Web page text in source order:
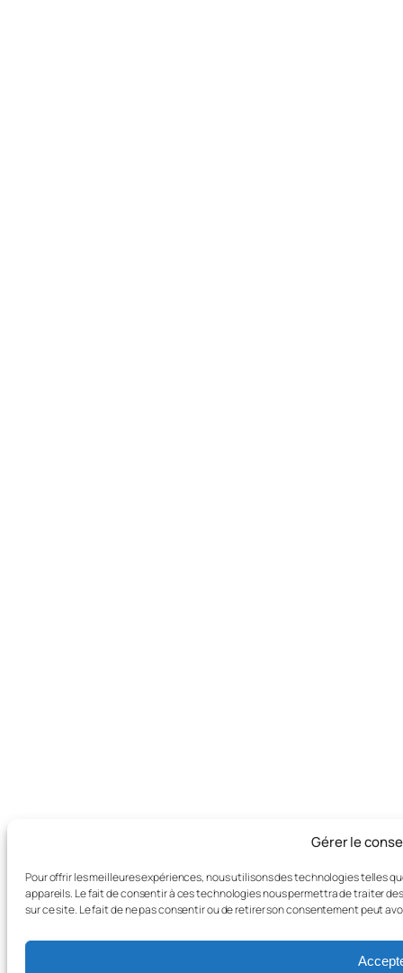
Gérer le
Pour offrir les meilleures expériences, nous utilisons des technologies telles
appareils. Le fait de consentir à ces technologies nous permettra de traiter
sur ce site. Le fait de ne pas consentir ou de retirer son consentement peut